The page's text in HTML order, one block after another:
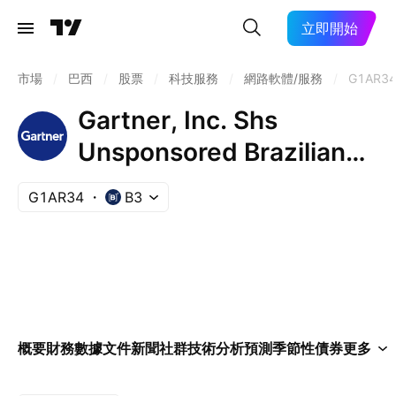
立即開始
市場 巴西 股票 科技服務 網路軟體/服務 G1AR34
Gartner, Inc. Shs
Unsponsored Brazilian
Depositary Receipt Repr
G1AR34 B3
概要財務數據文件新聞社群技術分析預測季節性債券更多